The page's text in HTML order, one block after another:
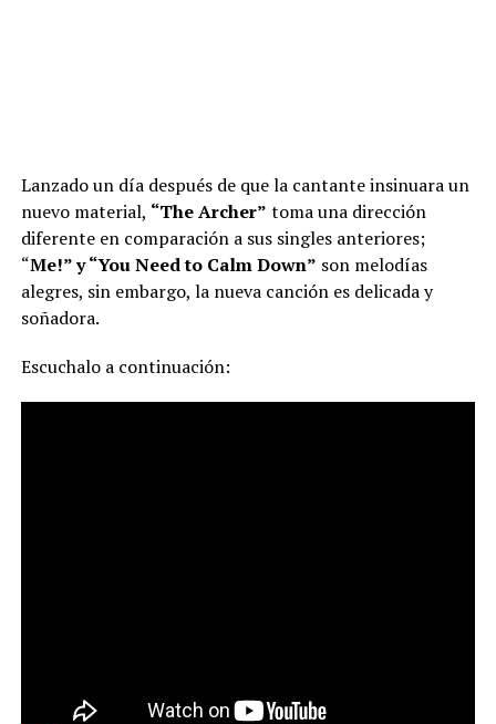
Lanzado un día después de que la cantante insinuara un
nuevo material, “The Archer” toma una dirección
diferente en comparación a sus singles anteriores;
“Me!” y “You Need to Calm Down” son melodías
alegres, sin embargo, la nueva canción es delicada y
soñadora.
Escuchalo a continuación: